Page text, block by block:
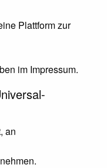
Plattform zur
im Impressum.
an